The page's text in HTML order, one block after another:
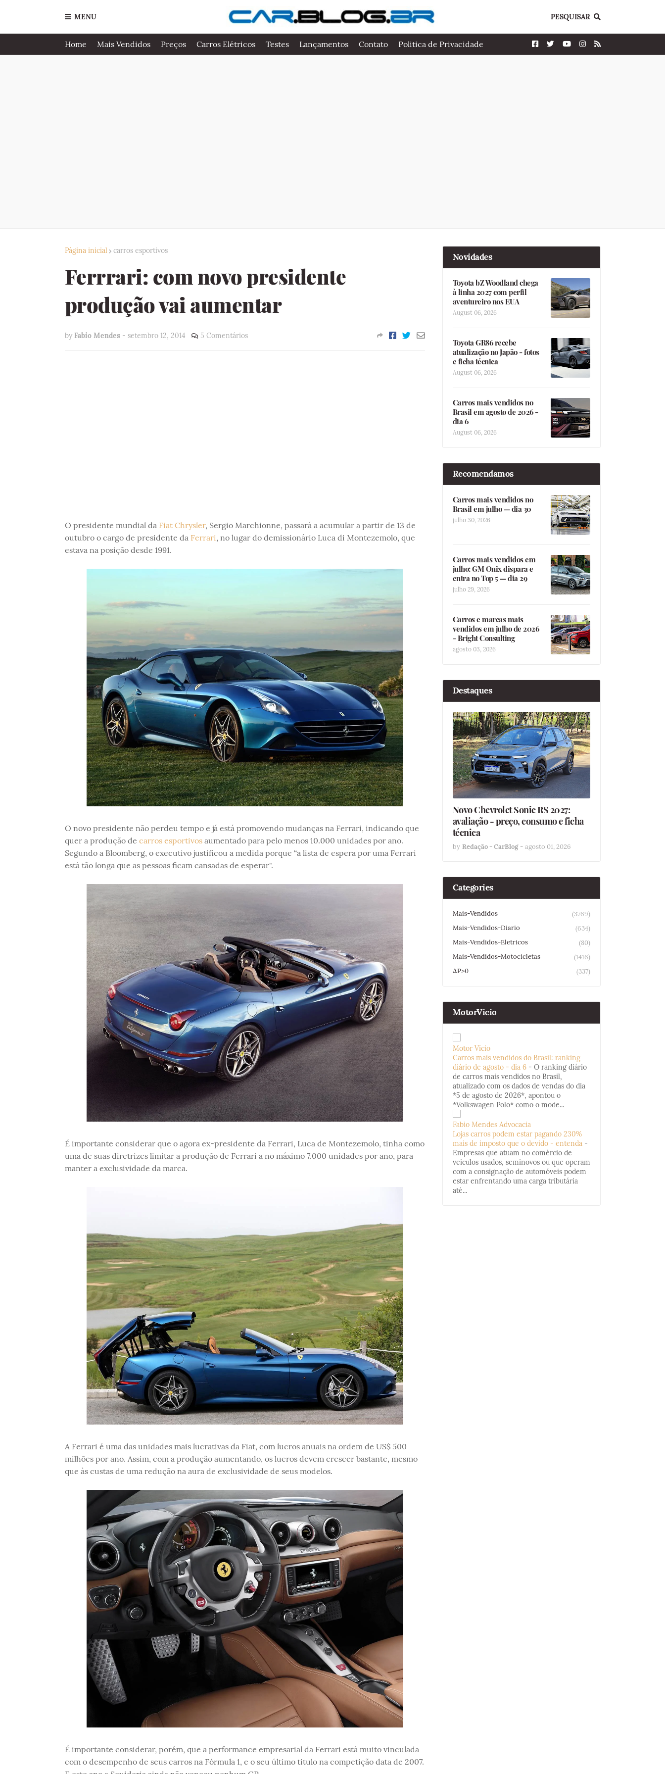
MENU PESQUISAR
Home Mais Vendidos Preços Carros Elétricos Testes Lançamentos Contato Politica de Privacidade
Página inicial carros esportivos
Ferrrari: com novo presidente
produção vai aumentar
by Fabio Mendes - setembro 12, 2014 5 Comentários
O presidente mundial da Fiat Chrysler, Sergio Marchionne, passará a acumular a partir de 13 de
outubro o cargo de presidente da Ferrari, no lugar do demissionário Luca di Montezemolo, que
estava na posição desde 1991.
O novo presidente não perdeu tempo e já está promovendo mudanças na Ferrari, indicando que
quer a produção de carros esportivosaumentado para pelo menos 10.000 unidades por ano.
Segundo a Bloomberg, o executivo justificou a medida porque “a lista de espera por uma Ferrari
está tão longa que as pessoas ficam cansadas de esperar".
É importante considerar que o agora ex-presidente da Ferrari, Luca de Montezemolo, tinha como
uma de suas diretrizes limitar a produção de Ferrari a no máximo 7.000 unidades por ano, para
manter a exclusividade da marca.
A Ferrari é uma das unidades mais lucrativas da Fiat, com lucros anuais na ordem de US$ 500
milhões por ano. Assim, com a produção aumentando, os lucros devem crescer bastante, mesmo
que às custas de uma redução na aura de exclusividade de seus modelos.
É importante considerar, porém, que a performance empresarial da Ferrari está muito vinculada
com o desempenho de seus carros na Fórmula 1, e o seu último titulo na competição data de 2007.
Novidades
Toyota bZ Woodland chega
à linha 2027 com perfil
aventureiro nos EUA
August 06, 2026
Toyota GR86 recebe
atualização no Japão - fotos
e ficha técnica
August 06, 2026
Carros mais vendidos no
Brasil em agosto de 2026 -
dia 6
August 06, 2026
Recomendamos
Carros mais vendidos no
Brasil em julho — dia 30
julho 30, 2026
Carros mais vendidos em
julho: GM Onix dispara e
entra no Top 5 — dia 29
julho 29, 2026
Carros e marcas mais
vendidos em julho de 2026
- Bright Consulting
agosto 03, 2026
Destaques
Novo Chevrolet Sonic RS 2027:
avaliação - preço, consumo e ficha
técnica
by Redação - CarBlog - agosto 01, 2026
Categories
Mais-Vendidos
(3769)
Mais-Vendidos-Diario
(634)
Mais-Vendidos-Eletricos
(80)
Mais-Vendidos-Motocicletas
(1416)
ΔP>0
(337)
MotorVicio
Motor Vício
Carros mais vendidos do Brasil: ranking
diário de agosto - dia 6 - O ranking diário
de carros mais vendidos no Brasil,
atualizado com os dados de vendas do dia
*5 de agosto de 2026*, apontou o
*Volkswagen Polo* como o mode...
Fabio Mendes Advocacia
Lojas carros podem estar pagando 230%
mais de imposto que o devido - entenda -
Empresas que atuam no comércio de
veículos usados, seminovos ou que operam
com a consignação de automóveis podem
estar enfrentando uma carga tributária
até...